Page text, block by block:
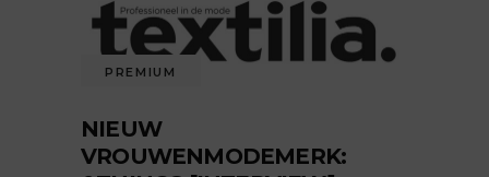
PREMIUM
NIEUW
VROUWENMODEMERK: